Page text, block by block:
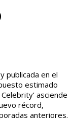
publicada en el
estimado
asciende
récord,
anteriores.